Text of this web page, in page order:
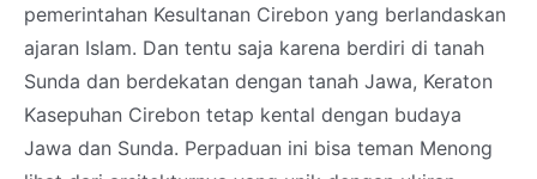
pemerintahan Kesultanan Cirebon yang berlandaskan
ajaran Islam. Dan tentu saja karena berdiri di tanah
Sunda dan berdekatan dengan tanah Jawa, Keraton
Kasepuhan Cirebon tetap kental dengan budaya
Jawa dan Sunda. Perpaduan ini bisa teman Menong